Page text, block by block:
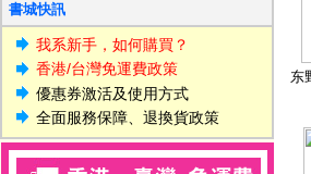
書城快訊
我系新手，如何購買？
香港/台灣免運費政策
優惠券激活及使用方式
全面服務保障、退換貨政策
东